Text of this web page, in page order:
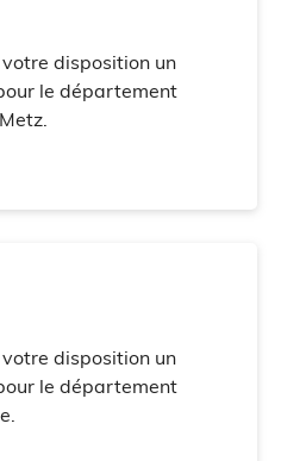
disposition un
le département
disposition un
le département